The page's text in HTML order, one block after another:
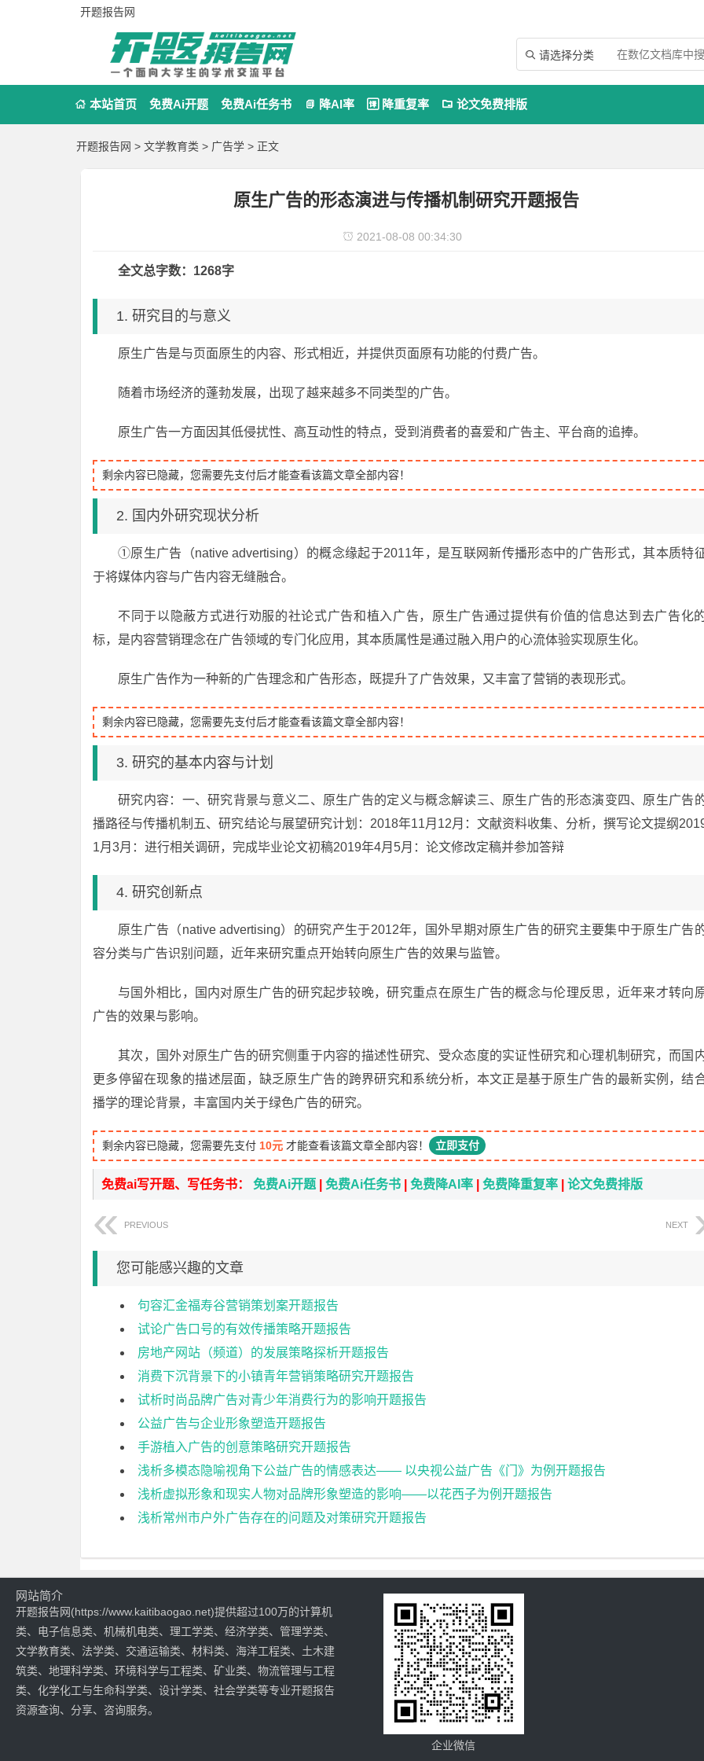
开题报告网
 请选择分类
 本站首页 免费Ai开题 免费Ai任务书  降AI率  降重复率  论文免费排版
开题报告网 > 文学教育类 > 广告学 > 正文
原生广告的形态演进与传播机制研究开题报告
 2021-08-08 00:34:30
全文总字数：1268字
1. 研究目的与意义
原生广告是与页面原生的内容、形式相近，并提供页面原有功能的付费广告。
随着市场经济的蓬勃发展，出现了越来越多不同类型的广告。
原生广告一方面因其低侵扰性、高互动性的特点，受到消费者的喜爱和广告主、平台商的追捧。
剩余内容已隐藏，您需要先支付后才能查看该篇文章全部内容！
2. 国内外研究现状分析
①原生广告（native advertising）的概念缘起于2011年，是互联网新传播形态中的广告形式，其本质特
于将媒体内容与广告内容无缝融合。
不同于以隐蔽方式进行劝服的社论式广告和植入广告，原生广告通过提供有价值的信息达到去广告化
标，是内容营销理念在广告领域的专门化应用，其本质属性是通过融入用户的心流体验实现原生化。
原生广告作为一种新的广告理念和广告形态，既提升了广告效果，又丰富了营销的表现形式。
剩余内容已隐藏，您需要先支付后才能查看该篇文章全部内容！
3. 研究的基本内容与计划
研究内容：一、研究背景与意义二、原生广告的定义与概念解读三、原生广告的形态演变四、原生广告
播路径与传播机制五、研究结论与展望研究计划：2018年11月12月：文献资料收集、分析，撰写论文提纲
1月3月：进行相关调研，完成毕业论文初稿2019年4月5月：论文修改定稿并参加答辩
4. 研究创新点
原生广告（native advertising）的研究产生于2012年，国外早期对原生广告的研究主要集中于原生广告
容分类与广告识别问题，近年来研究重点开始转向原生广告的效果与监管。
与国外相比，国内对原生广告的研究起步较晚，研究重点在原生广告的概念与伦理反思，近年来才转向
广告的效果与影响。
其次，国外对原生广告的研究侧重于内容的描述性研究、受众态度的实证性研究和心理机制研究，而国
更多停留在现象的描述层面，缺乏原生广告的跨界研究和系统分析，本文正是基于原生广告的最新实例，结
播学的理论背景，丰富国内关于绿色广告的研究。
剩余内容已隐藏，您需要先支付 10元 才能查看该篇文章全部内容！ 立即支付
免费ai写开题、写任务书： 免费Ai开题 免费Ai任务书 免费降AI率 免费降重复率 论文免费排版
PREVIOUS NEXT
您可能感兴趣的文章
句容汇金福寿谷营销策划案开题报告
试论广告口号的有效传播策略开题报告
房地产网站（频道）的发展策略探析开题报告
消费下沉背景下的小镇青年营销策略研究开题报告
试析时尚品牌广告对青少年消费行为的影响开题报告
公益广告与企业形象塑造开题报告
手游植入广告的创意策略研究开题报告
浅析多模态隐喻视角下公益广告的情感表达—— 以央视公益广告《门》为例开题报告
浅析虚拟形象和现实人物对品牌形象塑造的影响——以花西子为例开题报告
浅析常州市户外广告存在的问题及对策研究开题报告
网站简介
开题报告网(https://www.kaitibaogao.net)提供超过100万的计算机
类、电子信息类、机械机电类、理工学类、经济学类、管理学类、
文学教育类、法学类、交通运输类、材料类、海洋工程类、土木建
筑类、地理科学类、环境科学与工程类、矿业类、物流管理与工程
类、化学化工与生命科学类、设计学类、社会学类等专业开题报告
资源查询、分享、咨询服务。
企业微信